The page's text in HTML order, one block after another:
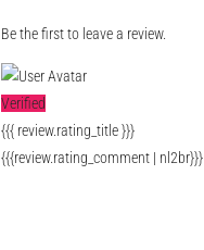
Be the first to leave a review.
Verified
{{{ review.rating_title }}}
{{{review.rating_comment | nl2br}}}